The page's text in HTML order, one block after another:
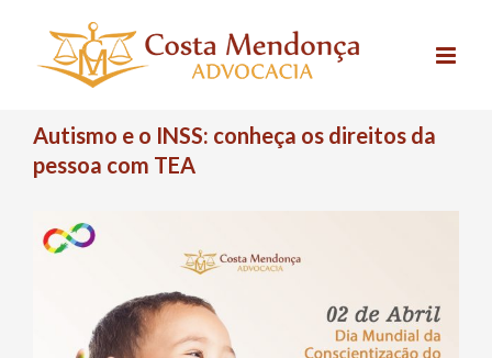
content
Autismo e o INSS: conheça os direitos da
pessoa com TEA
View
Larger